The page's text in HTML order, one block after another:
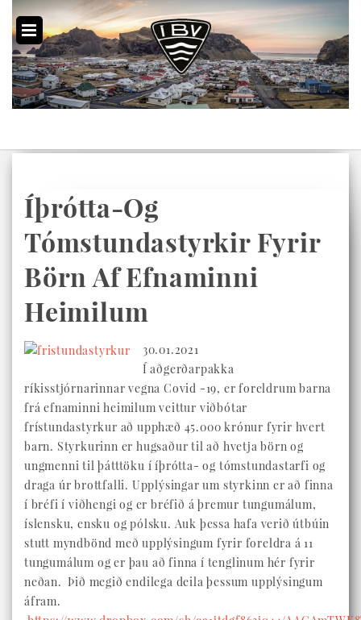
Íþrótta-Og
Tómstundastyrkir Fyrir
Börn Af Efnaminni
Heimilum
30.01.2021
Í aðgerðarpakka
ríkisstjórnarinnar vegna Covid -19, er foreldrum barna
frá efnaminni heimilum veittur viðbótar
frístundastyrkur að upphæð 45.000 krónur fyrir hvert
barn. Styrkurinn er hugsaður til að hvetja börn og
ungmenni til þátttöku í íþrótta- og tómstundastarfi og
draga úr brottfalli. Upplýsingar um styrkinn er að finna
í bréfi í viðhengi og er bréfið á þremur tungumálum,
íslensku, ensku og pólsku. Auk þessa hafa verið útbúin
stutt myndbönd með upplýsingum fyrir foreldra á 11
tungumálum og er þau að finna í tenglinum hér fyrir
neðan. Þið megið endilega deila þessum upplýsingum
áfram.